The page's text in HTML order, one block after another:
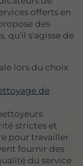
offerts en
des
qu'il s'agisse de
lors du choix
de
strictes et
pour travailler
fournir des
du service